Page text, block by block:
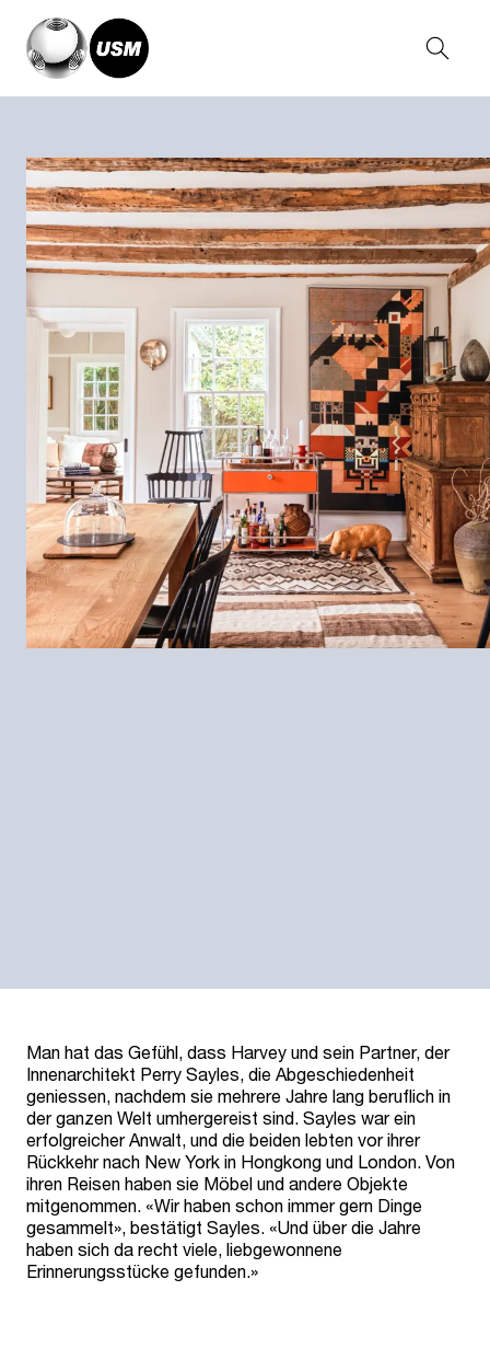
Man hat das Gefühl, dass Harvey und sein Partner, der
Innenarchitekt Perry Sayles, die Abgeschiedenheit
geniessen, nachdem sie mehrere Jahre lang beruflich in
der ganzen Welt umhergereist sind. Sayles war ein
erfolgreicher Anwalt, und die beiden lebten vor ihrer
Rückkehr nach New York in Hongkong und London. Von
ihren Reisen haben sie Möbel und andere Objekte
mitgenommen. «Wir haben schon immer gern Dinge
gesammelt», bestätigt Sayles. «Und über die Jahre
haben sich da recht viele, liebgewonnene
Erinnerungsstücke gefunden.»